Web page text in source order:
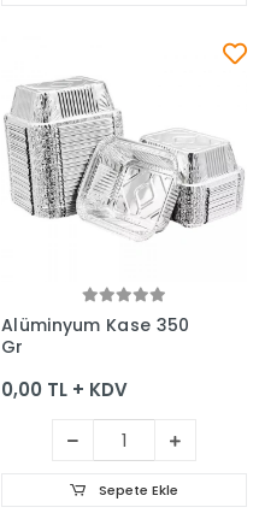
Sepete Ekle
Alüminyum Kase 350
Gr
0,00 TL + KDV
Sepete Ekle